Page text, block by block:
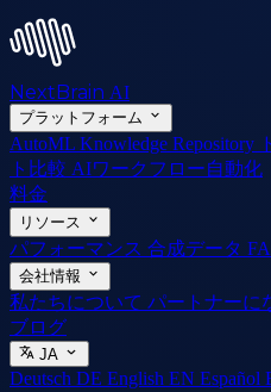
NextBrain AI
プラットフォーム
AutoML Knowledge Repository
ト比較 AIワークフロー自動化
料金
リソース
パフォーマンス 合成データ
会社情報
私たちについて パートナーに
ブログ
JA
Deutsch DE English EN Español